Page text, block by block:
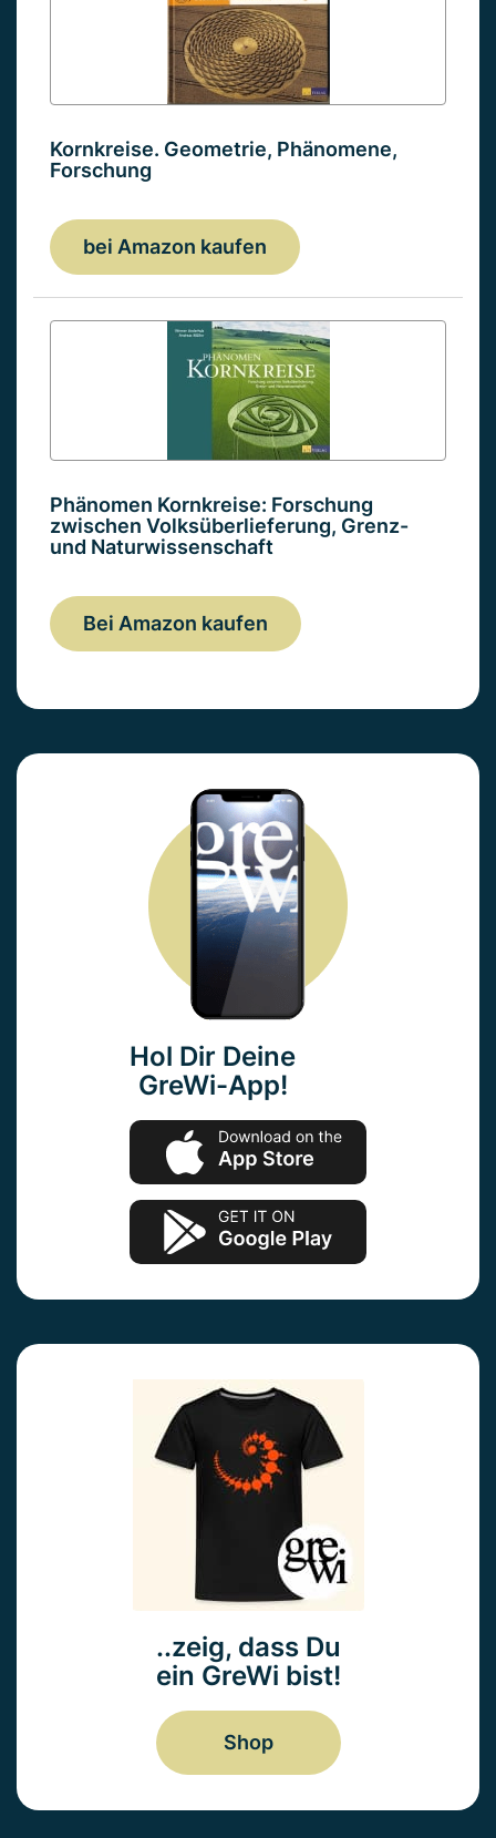
Kornkreise. Geometrie, Phänomene,
Forschung
bei Amazon kaufen
Phänomen Kornkreise: Forschung
zwischen Volksüberlieferung, Grenz-
und Naturwissenschaft
Bei Amazon kaufen
Hol Dir Deine
GreWi-App!
..zeig, dass Du
ein GreWi bist!
Shop